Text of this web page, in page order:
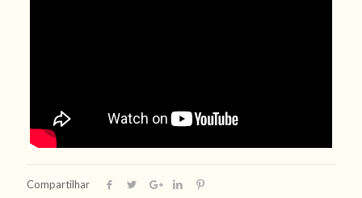
Compartilhar